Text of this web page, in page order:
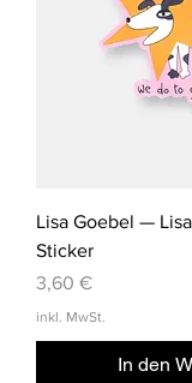
Lisa Goebel —
Sticker
Preis
3,60 €
inkl. MwSt.
In den